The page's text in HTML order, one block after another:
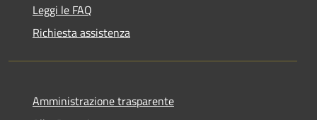
Leggi le FAQ
Richiesta assistenza
Amministrazione trasparente